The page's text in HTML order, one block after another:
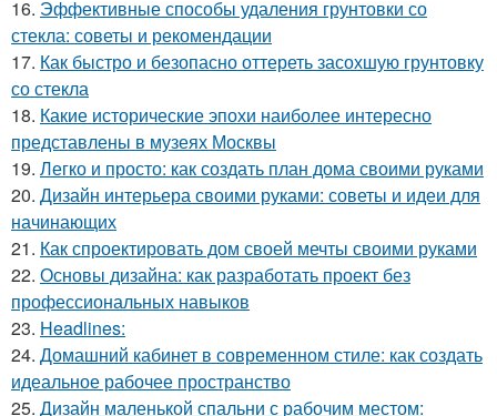
16. Эффективные способы удаления грунтовки со
стекла: советы и рекомендации
17. Как быстро и безопасно оттереть засохшую грунтовку
со стекла
18. Какие исторические эпохи наиболее интересно
представлены в музеях Москвы
19. Легко и просто: как создать план дома своими руками
20. Дизайн интерьера своими руками: советы и идеи для
начинающих
21. Как спроектировать дом своей мечты своими руками
22. Основы дизайна: как разработать проект без
профессиональных навыков
23. Headlines:
24. Домашний кабинет в современном стиле: как создать
идеальное рабочее пространство
25. Дизайн маленькой спальни с рабочим местом: